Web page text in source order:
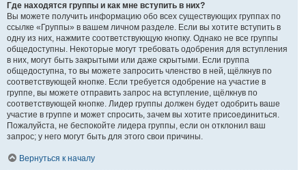
Где находятся группы и как мне вступить в них?
Вы можете получить информацию обо всех существующих группах по
ссылке «Группы» в вашем личном разделе. Если вы хотите вступить в
одну из них, нажмите соответствующую кнопку. Однако не все группы
общедоступны. Некоторые могут требовать одобрения для вступления
в них, могут быть закрытыми или даже скрытыми. Если группа
общедоступна, то вы можете запросить членство в ней, щёлкнув по
соответствующей кнопке. Если требуется одобрение на участие в
группе, вы можете отправить запрос на вступление, щёлкнув по
соответствующей кнопке. Лидер группы должен будет одобрить ваше
участие в группе и может спросить, зачем вы хотите присоединиться.
Пожалуйста, не беспокойте лидера группы, если он отклонил ваш
запрос; у него могут быть для этого свои причины.
Вернуться к началу